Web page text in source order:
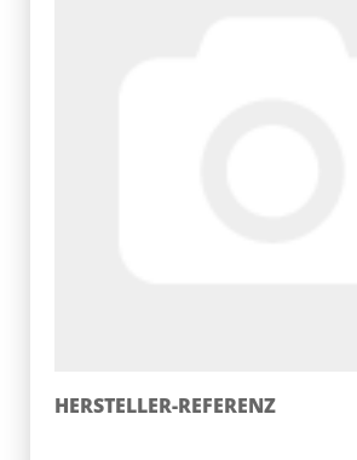
HERSTELLER-REFERENZ